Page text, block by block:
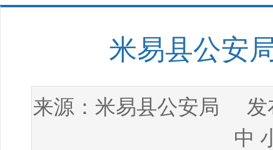
米易县公安
来源： 米易县公安局 发
中